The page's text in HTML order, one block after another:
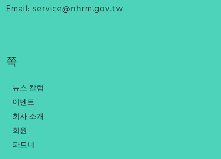
Email: service@nhrm.gov.tw
쪽
뉴스 칼럼
이벤트
회사 소개
회원
파트너